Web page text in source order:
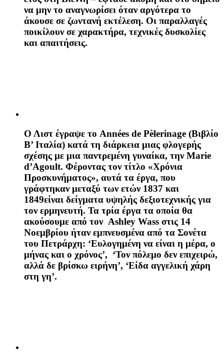
να μην το αναγνωρίσει όταν αργότερα το
άκουσε σε ζωντανή εκτέλεση. Οι παραλλαγές
ποικίλουν σε χαρακτήρα, τεχνικές δυσκολίες
και απαιτήσεις.
Ο Λιστ έγραψε το Années de Pèlerinage (Βιβλίο
Β’ Ιταλία) κατά τη διάρκεια μιας φλογερής
σχέσης με μια παντρεμένη γυναίκα, την Marie
d’Agoult. Φέροντας τον τίτλο «Χρόνια
Προσκυνήματος», αυτά τα έργα, που
γράφτηκαν μεταξύ των ετών 1837 και
1849είναι δείγματα υψηλής δεξιοτεχνικής για
τον ερμηνευτή. Τα τρία έργα τα οποία θα
ακούσουμε από τον Ashley Wass στις 14
Νοεμβρίου ήταν εμπνευσμένα από τα Σονέτα
του Πετράρχη: ‘Ευλογημένη να είναι η μέρα, ο
μήνας και ο χρόνος’, ‘Τον πόλεμο δεν επιχειρώ,
αλλά δε βρίσκω ειρήνη’, ‘Είδα αγγελική χάρη
στη γη’.